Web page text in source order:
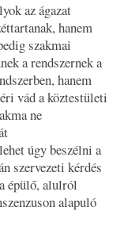
az ágazat
hanem
szakmai
a rendszernek a
hanem
vád a köztestületi
ne
úgy beszélni a
szervezeti kérdés
épülő, alulról
alapuló